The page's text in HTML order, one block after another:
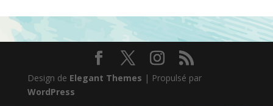
Design de Elegant Themes | Propulsé par
WordPress